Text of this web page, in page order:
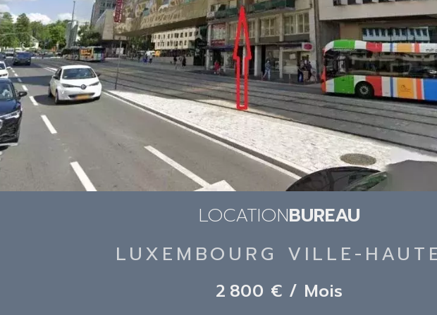
LOCATIONBUREAU
LUXEMBOURG VILLE-
2 800 € / Mois